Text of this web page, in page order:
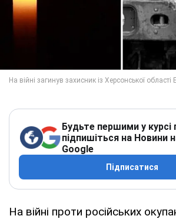
Будьте першими у курсі
підпишіться на Новини
Google
Підписатися
На війні проти російських